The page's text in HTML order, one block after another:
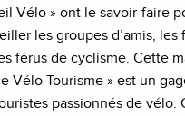
Vélo » ont le savoir-faire
les groupes d’amis, les
férus de cyclisme. Cette
Vélo Tourisme » est un
passionnés de vélo.